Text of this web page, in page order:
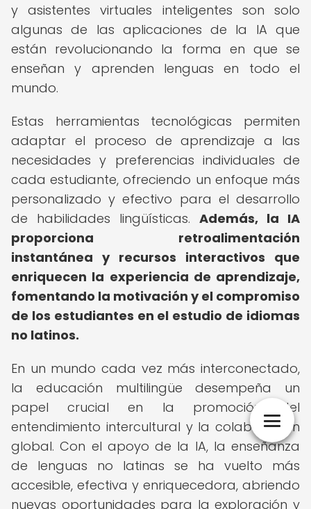
y asistentes virtuales inteligentes son solo
algunas de las aplicaciones de la IA que
están revolucionando la forma en que se
enseñan y aprenden lenguas en todo el
mundo.
Estas herramientas tecnológicas permiten
adaptar el proceso de aprendizaje a las
necesidades y preferencias individuales de
cada estudiante, ofreciendo un enfoque más
personalizado y efectivo para el desarrollo
de habilidades lingüísticas. Además, la IA
proporciona retroalimentación
instantánea y recursos interactivos que
enriquecen la experiencia de aprendizaje,
fomentando la motivación y el compromiso
de los estudiantes en el estudio de idiomas
no latinos.
En un mundo cada vez más interconectado,
la educación multilingüe desempeña un
papel crucial en la promoción del
entendimiento intercultural y la colaboración
global. Con el apoyo de la IA, la enseñanza
de lenguas no latinas se ha vuelto más
accesible, efectiva y enriquecedora, abriendo
nuevas oportunidades para la exploración y